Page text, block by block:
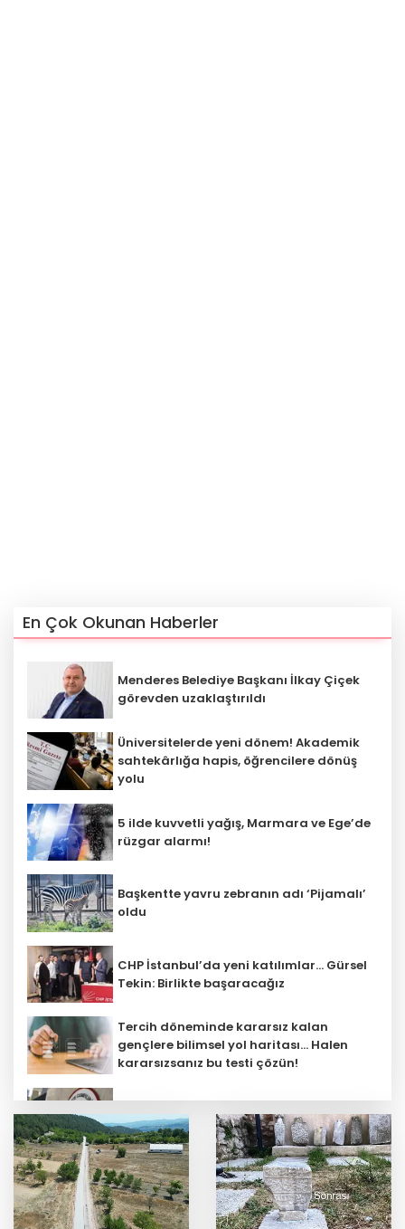
En Çok Okunan Haberler
Menderes Belediye Başkanı İlkay Çiçek
görevden uzaklaştırıldı
Üniversitelerde yeni dönem! Akademik
sahtekârlığa hapis, öğrencilere dönüş
yolu
5 ilde kuvvetli yağış, Marmara ve Ege’de
rüzgar alarmı!
Başkentte yavru zebranın adı ‘Pijamalı’
oldu
CHP İstanbul’da yeni katılımlar... Gürsel
Tekin: Birlikte başaracağız
Tercih döneminde kararsız kalan
gençlere bilimsel yol haritası... Halen
kararsızsanız bu testi çözün!
atama
Çocuk adalet sisteminde yeni dönem